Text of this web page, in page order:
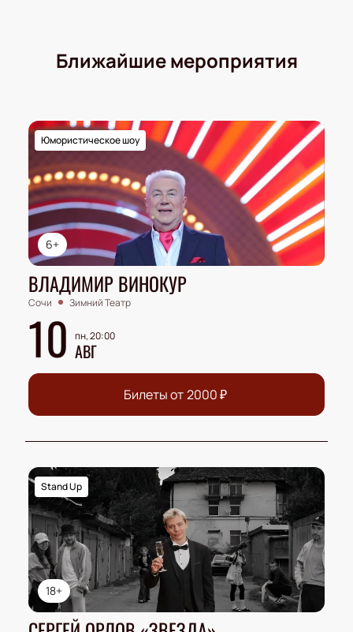
Ближайшие мероприятия
6+
Юмористическое шоу
ВЛАДИМИР ВИНОКУР
Сочи Зимний Театр
10 пн, 20:00
АВГ
Билеты от 2000₽
18+
Stand Up